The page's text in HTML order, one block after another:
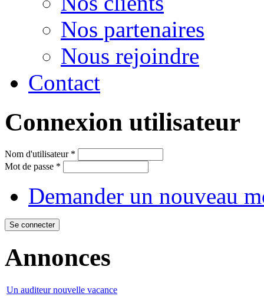
Nos partenaires
Nous rejoindre
Contact
Connexion utilisateur
Nom d'utilisateur *
Mot de passe *
Demander un nouveau
Annonces
Un auditeur nouvelle vacance